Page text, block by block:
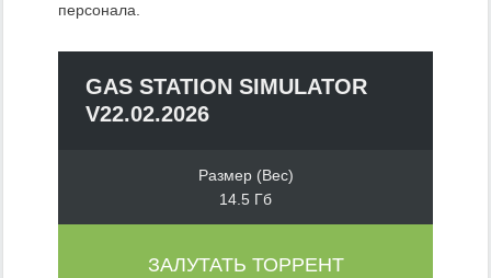
персонала.
GAS STATION SIMULATOR
V22.02.2026
Размер (Вес)
14.5 Гб
ЗАЛУТАТЬ ТОРРЕНТ